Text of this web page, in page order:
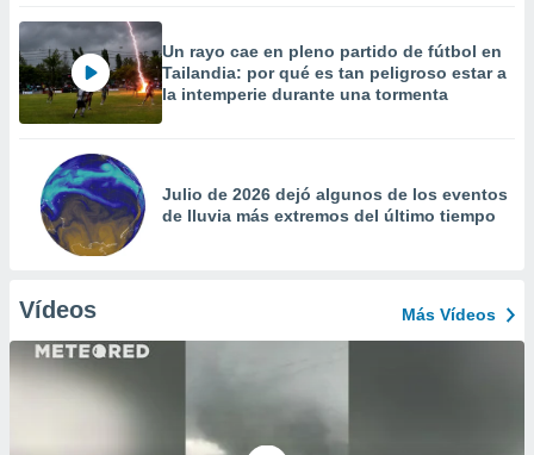
Un rayo cae en pleno partido de fútbol en
Tailandia: por qué es tan peligroso estar a
la intemperie durante una tormenta
Julio de 2026 dejó algunos de los eventos
de lluvia más extremos del último tiempo
Vídeos Más Vídeos